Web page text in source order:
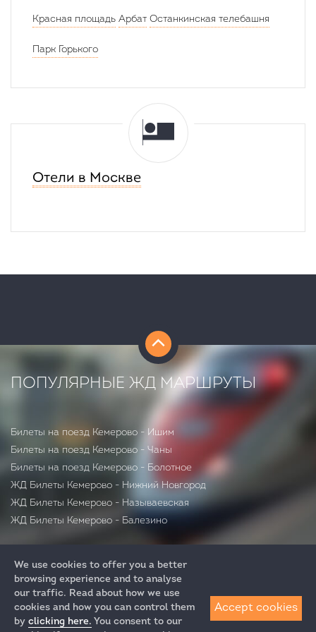
минут
Красная площадь Арбат Останкинская телебашня
Парк Горького
Отели в Москве
ПОПУЛЯРНЫЕ ЖД МАРШРУТЫ
Билеты на поезд Кемерово - Ишим
Билеты на поезд Кемерово - Чаны
Билеты на поезд Кемерово - Болотное
ЖД Билеты Кемерово - Нижний Новгород
ЖД Билеты Кемерово - Называевская
ЖД Билеты Кемерово - Балезино
We use cookies to offer you a better
browsing experience and to analyse
our traffic. Read about how we use
cookies and how you can control them
by clicking here. You consent to our
Accept cookies